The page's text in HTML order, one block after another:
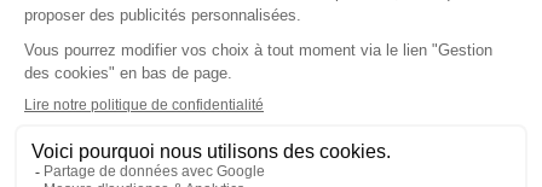
Mentions légales
Politique de confidentialité
Gestion des cookies
Groupe Steel Shed
Steel Shed for Business